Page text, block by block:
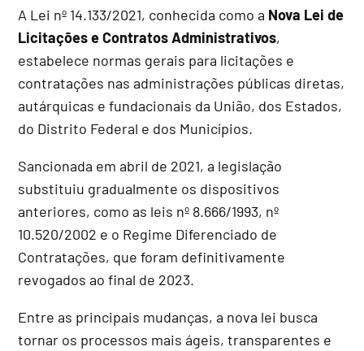
A Lei nº 14.133/2021, conhecida como a Nova Lei de
Licitações e Contratos Administrativos,
estabelece normas gerais para licitações e
contratações nas administrações públicas diretas,
autárquicas e fundacionais da União, dos Estados,
do Distrito Federal e dos Municípios.
Sancionada em abril de 2021, a legislação
substituiu gradualmente os dispositivos
anteriores, como as leis nº 8.666/1993, nº
10.520/2002 e o Regime Diferenciado de
Contratações, que foram definitivamente
revogados ao final de 2023.
Entre as principais mudanças, a nova lei busca
tornar os processos mais ágeis, transparentes e